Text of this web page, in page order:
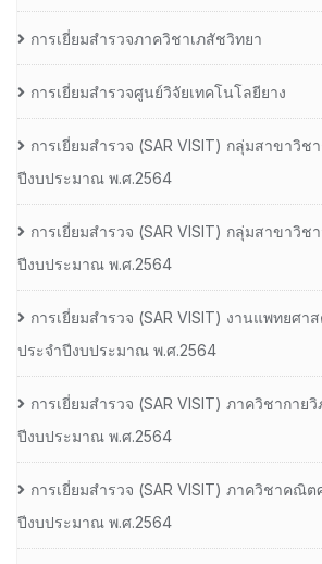
การเยี่ยมสำรวจภาควิชาเภสัชวิทยา
การเยี่ยมสำรวจศูนย์วิจัยเทคโนโลยียาง
การเยี่ยมสํารวจ (SAR VISIT) กลุ่มสาขาวิช
ปีงบประมาณ พ.ศ.2564
การเยี่ยมสํารวจ (SAR VISIT) กลุ่มสาขาวิช
ปีงบประมาณ พ.ศ.2564
การเยี่ยมสํารวจ (SAR VISIT) งานแพทยศ
ประจําปีงบประมาณ พ.ศ.2564
การเยี่ยมสํารวจ (SAR VISIT) ภาควิชากาย
ปีงบประมาณ พ.ศ.2564
การเยี่ยมสํารวจ (SAR VISIT) ภาควิชาคณิ
ปีงบประมาณ พ.ศ.2564